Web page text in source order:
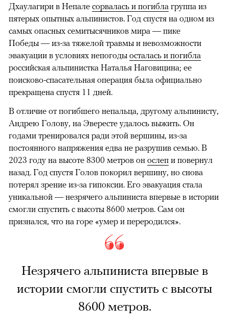
Дхаулагири в Непале сорвалась и погибла группа из
пятерых опытных альпинистов. Год спустя на одном из
самых опасных семитысячников мира — пике
Победы — из-за тяжелой травмы и невозможности
эвакуации в условиях непогоды осталась и погибла
российская альпинистка Наталья Наговицина; ее
поисково-спасательная операция была официально
прекращена спустя 11 дней.
В отличие от погибшего непальца, другому альпинисту,
Андрею Голову, на Эвересте удалось выжить. Он
годами тренировался ради этой вершины, из-за
постоянного напряжения едва не разрушив семью. В
2023 году на высоте 8300 метров он ослеп и повернул
назад. Год спустя Голов покорил вершину, но снова
потерял зрение из-за гипоксии. Его эвакуация стала
уникальной — незрячего альпиниста впервые в истории
смогли спустить с высоты 8600 метров. Сам он
признался, что на горе «умер и переродился».
Незрячего альпиниста впервые в
истории смогли спустить с высоты
8600 метров.